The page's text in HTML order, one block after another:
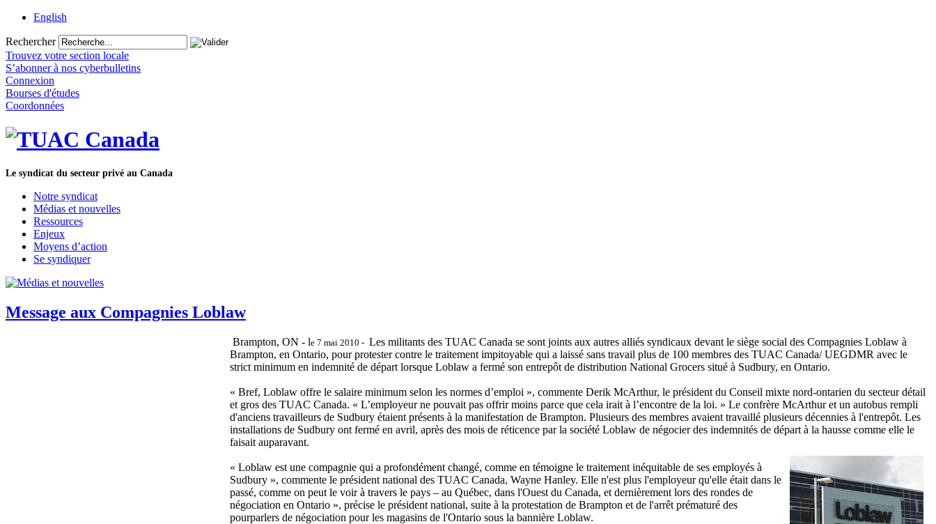
English
Rechercher
Trouvez votre section locale
S’abonner à nos cyberbulletins
Connexion
Bourses d'études
Coordonnées
Le syndicat du secteur privé au Canada
Notre syndicat
Médias et nouvelles
Ressources
Enjeux
Moyens d’action
Se syndiquer
Message aux Compagnies Loblaw
Brampton, ON - le 7 mai 2010 - Les militants des TUAC Canada se sont joints aux autres alliés syndicaux devant le siège social des Compagnies Loblaw à
Brampton, en Ontario, pour protester contre le traitement impitoyable qui a laissé sans travail plus de 100 membres des TUAC Canada/ UEGDMR avec le
strict minimum en indemnité de départ lorsque Loblaw a fermé son entrepôt de distribution National Grocers situé à Sudbury, en Ontario.
« Bref, Loblaw offre le salaire minimum selon les normes d’emploi », commente Derik McArthur, le président du Conseil mixte nord-ontarien du secteur détail
et gros des TUAC Canada. « L’employeur ne pouvait pas offrir moins parce que cela irait à l’encontre de la loi. » Le confrère McArthur et un autobus rempli
d'anciens travailleurs de Sudbury étaient présents à la manifestation de Brampton. Plusieurs des membres avaient travaillé plusieurs décennies à l'entrepôt. Les
installations de Sudbury ont fermé en avril, après des mois de réticence par la société Loblaw de négocier des indemnités de départ à la hausse comme elle le
faisait auparavant.
« Loblaw est une compagnie qui a profondément changé, comme en témoigne le traitement inéquitable de ses employés à
Sudbury », commente le président national des TUAC Canada, Wayne Hanley. Elle n'est plus l'employeur qu'elle était dans le
passé, comme on peut le voir à travers le pays – au Québec, dans l'Ouest du Canada, et dernièrement lors des rondes de
négociation en Ontario », précise le président national, suite à la protestation de Brampton et de l'arrêt prématuré des
pourparlers de négociation pour les magasins de l'Ontario sous la bannière Loblaw.